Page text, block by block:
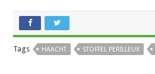
Tags HAACHT STOFFEL PERILLEUX